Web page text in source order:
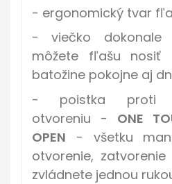
- ergonomický tvar
- viečko dokonale
môžete fľašu
batožine pokojne aj
- poistka proti
otvoreniu - ONE
OPEN - všetku
otvorenie,
zvládnete jednou